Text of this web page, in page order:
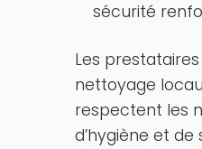
sécurité
Les
nettoyage
respectent les
d’hygiène et